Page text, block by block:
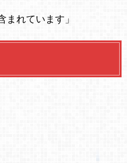
まれています」